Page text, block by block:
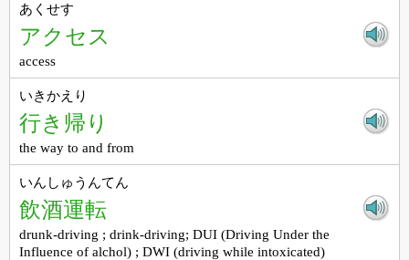
あくせす
アクセス
access
いきかえり
行き帰り
the way to and from
いんしゅうんてん
飲酒運転
drunk-driving ; drink-driving; DUI (Driving Under the
Influence of alchol) ; DWI (driving while intoxicated)